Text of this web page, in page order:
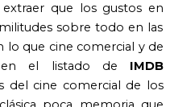
que los gustos en
sobre todo en las
lo que cine comercial y de
en el listado de IMDB
del cine comercial de los